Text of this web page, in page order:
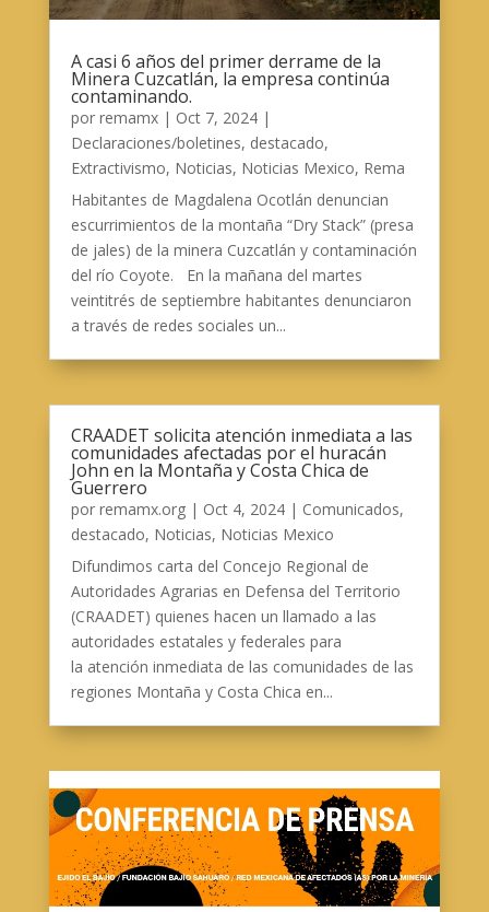
A casi 6 años del primer derrame de la
Minera Cuzcatlán, la empresa continúa
contaminando.
por remamx| Oct 7, 2024|
Declaraciones/boletines, destacado,
Extractivismo, Noticias, Noticias Mexico, Rema
Habitantes de Magdalena Ocotlán denuncian
escurrimientos de la montaña “Dry Stack” (presa
de jales) de la minera Cuzcatlán y contaminación
del río Coyote. En la mañana del martes
veintitrés de septiembre habitantes denunciaron
a través de redes sociales un...
CRAADET solicita atención inmediata a las
comunidades afectadas por el huracán
John en la Montaña y Costa Chica de
Guerrero
por remamx.org| Oct 4, 2024| Comunicados,
destacado, Noticias, Noticias Mexico
Difundimos carta del Concejo Regional de
Autoridades Agrarias en Defensa del Territorio
(CRAADET) quienes hacen un llamado a las
autoridades estatales y federales para
la atención inmediata de las comunidades de las
regiones Montaña y Costa Chica en...